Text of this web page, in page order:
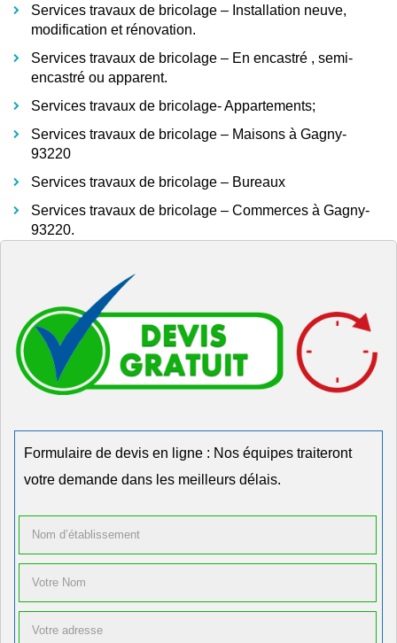
Services travaux de bricolage – Installation neuve,
modification et rénovation.
Services travaux de bricolage – En encastré , semi-
encastré ou apparent.
Services travaux de bricolage- Appartements;
Services travaux de bricolage – Maisons à Gagny-
93220
Services travaux de bricolage – Bureaux
Services travaux de bricolage – Commerces à Gagny-
93220.
Formulaire de devis en ligne : Nos équipes traiteront
votre demande dans les meilleurs délais.